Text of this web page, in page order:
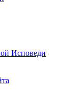
Исповеди